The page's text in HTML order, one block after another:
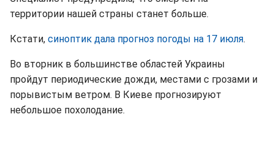
территории нашей страны станет больше.
Кстати, синоптик дала прогноз погоды на 17 июля.
Во вторник в большинстве областей Украины
пройдут периодические дожди, местами с грозами и
порывистым ветром. В Киеве прогнозируют
небольшое похолодание.